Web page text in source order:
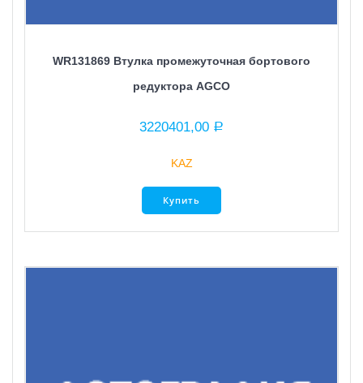
WR131869 Втулка промежуточная бортового
редуктора AGCO
3220401,00 Р
KAZ
Купить